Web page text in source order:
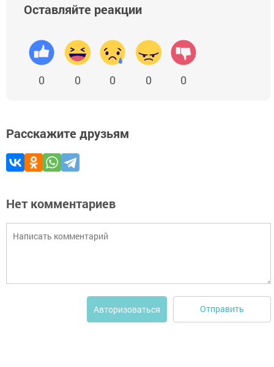
Оставляйте реакции
0 0 0 0 0
Расскажите друзьям
Нет комментариев
Авторизоваться Отправить